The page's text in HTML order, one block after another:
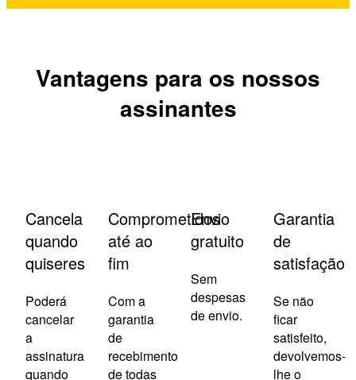
Vantagens para os nossos
assinantes
Cancela
quando
quiseres
Poderá
cancelar
a
assinatura
quando
Comprometidos
até ao
fim
Com a
garantia
de
recebimento
de todas
Envio
gratuito
Sem
despesas
de envio.
Garantia
de
satisfação
Se não
ficar
satisfeito,
devolvemos-
lhe o